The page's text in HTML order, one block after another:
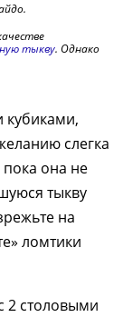
тыкву. Однако
кубиками,
слегка
пока она не
тыкву
на
ломтики
2 столовыми